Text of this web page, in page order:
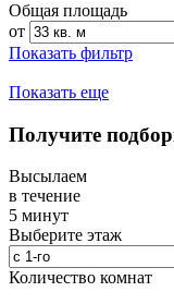
Общая площадь
от
Показать фильтр
Показать еще
Получите
Высылаем
в течение
5 минут
Выберите этаж
Количество комнат